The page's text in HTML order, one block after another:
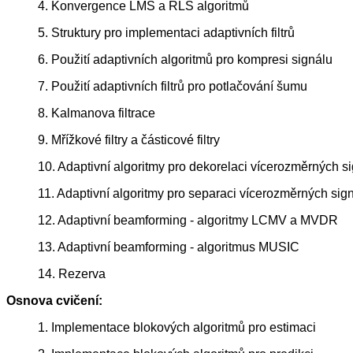
4. Konvergence LMS a RLS algoritmů
5. Struktury pro implementaci adaptivních filtrů
6. Použití adaptivních algoritmů pro kompresi signálu
7. Použití adaptivních filtrů pro potlačování šumu
8. Kalmanova filtrace
9. Mřížkové filtry a částicové filtry
10. Adaptivní algoritmy pro dekorelaci vícerozměrných
11. Adaptivní algoritmy pro separaci vícerozměrných
12. Adaptivní beamforming - algoritmy LCMV a MVDR
13. Adaptivní beamforming - algoritmus MUSIC
14. Rezerva
Osnova cvičení:
1. Implementace blokových algoritmů pro estimaci